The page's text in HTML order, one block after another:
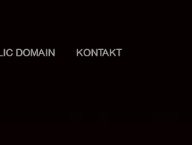
DOMAIN KONTAKT